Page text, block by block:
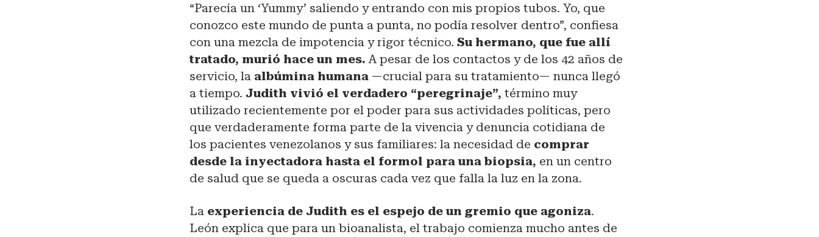
“Parecía un ‘Yummy’ saliendo y entrando con mis propios tubos. Yo, que
conozco este mundo de punta a punta, no podía resolver dentro”, confiesa
con una mezcla de impotencia y rigor técnico. Su hermano, que fue allí
tratado, murió hace un mes.A pesar de los contactos y de los 42 años de
servicio, la albúmina humana —crucial para su tratamiento— nunca llegó
a tiempo. Judith vivió el verdadero “peregrinaje”, término muy
utilizado recientemente por el poder para sus actividades políticas, pero
que verdaderamente forma parte de la vivencia y denuncia cotidiana de
los pacientes venezolanos y sus familiares: la necesidad de comprar
desde la inyectadora hasta el formol para una biopsia, en un centro
de salud que se queda a oscuras cada vez que falla la luz en la zona.
La experiencia de Judith es el espejo de un gremio que agoniza.
León explica que para un bioanalista, el trabajo comienza mucho antes de